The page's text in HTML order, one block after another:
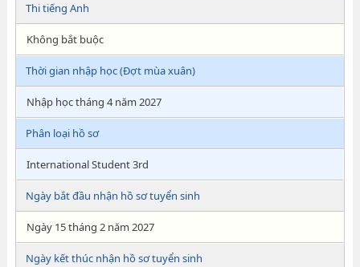
Thi tiếng Anh
Không bắt buộc
Thời gian nhập học (Đợt mùa xuân)
Nhập học tháng 4 năm 2027
Phân loại hồ sơ
International Student 3rd
Ngày bắt đầu nhận hồ sơ tuyển sinh
Ngày 15 tháng 2 năm 2027
Ngày kết thúc nhận hồ sơ tuyển sinh